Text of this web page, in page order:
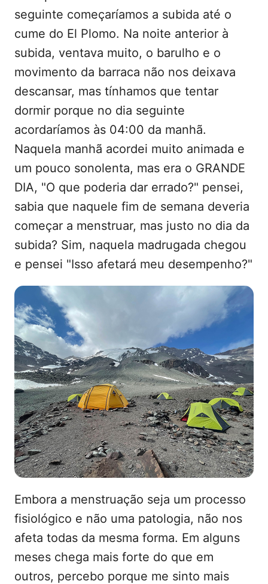
seguinte começaríamos a subida até o
cume do El Plomo. Na noite anterior à
subida, ventava muito, o barulho e o
movimento da barraca não nos deixava
descansar, mas tínhamos que tentar
dormir porque no dia seguinte
acordaríamos às 04:00 da manhã.
Naquela manhã acordei muito animada e
um pouco sonolenta, mas era o GRANDE
DIA, "O que poderia dar errado?" pensei,
sabia que naquele fim de semana deveria
começar a menstruar, mas justo no dia da
subida? Sim, naquela madrugada chegou
e pensei "Isso afetará meu desempenho?"
Embora a menstruação seja um processo
fisiológico e não uma patologia, não nos
afeta todas da mesma forma. Em alguns
meses chega mais forte do que em
outros, percebo porque me sinto mais